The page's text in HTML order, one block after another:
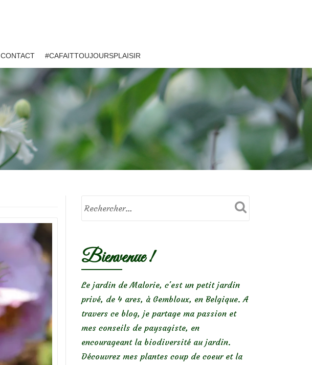
CONTACT #CAFAITTOUJOURSPLAISIR
Bienvenue !
Le jardin de Malorie, c'est un petit jardin
privé, de 4 ares, à Gembloux, en Belgique. A
travers ce blog, je partage ma passion et
mes conseils de paysagiste, en
encourageant la biodiversité au jardin.
Découvrez mes plantes coup de coeur et la